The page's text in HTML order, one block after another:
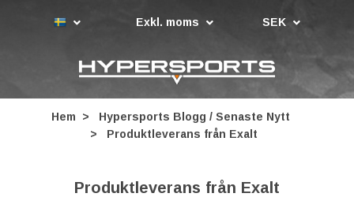
Exkl. moms SEK
Hem
Hypersports Blogg / Senaste Nytt
Produktleverans från Exalt
Produktleverans från Exalt